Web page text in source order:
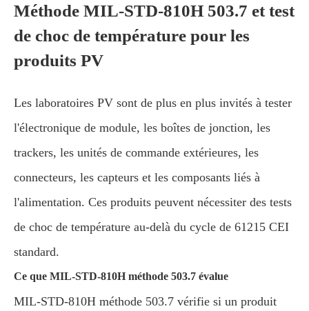
Méthode MIL-STD-810H 503.7 et test
de choc de température pour les
produits PV
Les laboratoires PV sont de plus en plus invités à tester
l'électronique de module, les boîtes de jonction, les
trackers, les unités de commande extérieures, les
connecteurs, les capteurs et les composants liés à
l'alimentation. Ces produits peuvent nécessiter des tests
de choc de température au-delà du cycle de 61215 CEI
standard.
Ce que MIL-STD-810H méthode 503.7 évalue
MIL-STD-810H méthode 503.7 vérifie si un produit